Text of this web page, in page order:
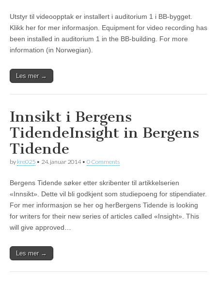
Utstyr til videoopptak er installert i auditorium 1 i BB-bygget.
Klikk her for mer informasjon. Equipment for video recording has
been installed in auditorium 1 in the BB-building. For more
information (in Norwegian).
Les mer →
Innsikt i Bergens
TidendeInsight in Bergens
Tidende
by kre025 • 24. januar 2014• 0 Comments
Bergens Tidende søker etter skribenter til artikkelserien
«Innsikt». Dette vil bli godkjent som studiepoeng for stipendiater.
For mer informasjon se her og herBergens Tidende is looking
for writers for their new series of articles called «Insight». This
will give approved…
Les mer →